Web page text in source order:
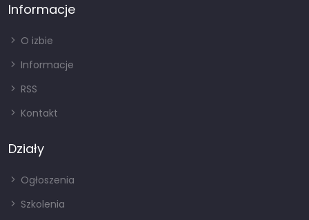
Informacje
O izbie
Informacje
RSS
Kontakt
Działy
Ogłoszenia
Szkolenia